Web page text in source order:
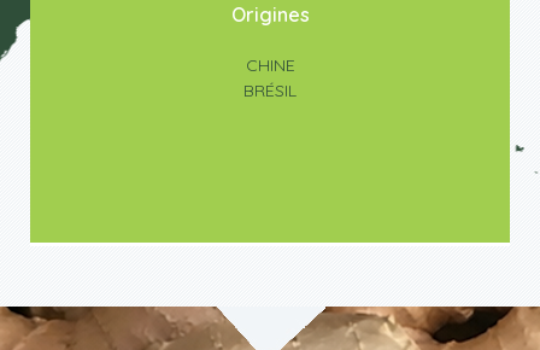
Origines
CHINE
BRÉSIL